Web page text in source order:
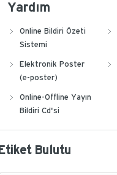
Yardım
Online Bildiri Özeti
Sistemi
Elektronik Poster
(e-poster)
Online-Offline Yayın
Bildiri Cd'si
Etiket Bulutu